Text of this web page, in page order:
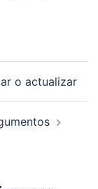
o actualizar